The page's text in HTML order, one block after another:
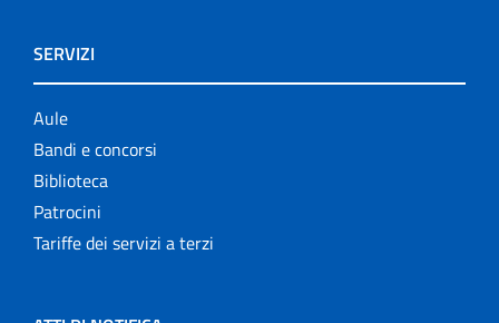
SERVIZI
Aule
Bandi e concorsi
Biblioteca
Patrocini
Tariffe dei servizi a terzi